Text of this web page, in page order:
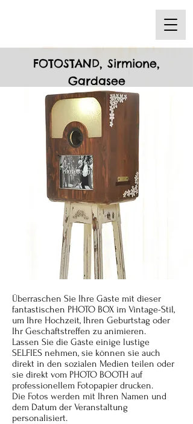
FOTOSTAND, Sirmione,
Gardasee
Überraschen Sie Ihre Gäste mit dieser
fantastischen PHOTO BOX im Vintage-Stil,
um Ihre Hochzeit, Ihren Geburtstag oder
Ihr Geschäftstreffen zu animieren.
Lassen Sie die Gäste einige lustige
SELFIES nehmen, sie können sie auch
direkt in den sozialen Medien teilen oder
sie direkt vom PHOTO BOOTH auf
professionellem Fotopapier drucken.
Die Fotos werden mit Ihren Namen und
dem Datum der Veranstaltung
personalisiert.